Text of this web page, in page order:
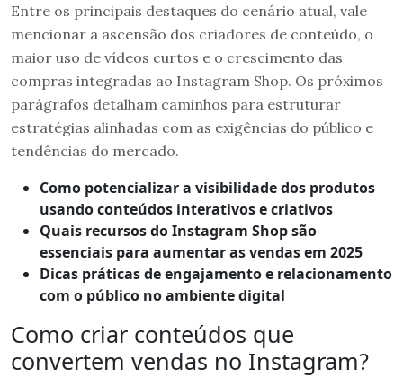
Entre os principais destaques do cenário atual, vale
mencionar a ascensão dos criadores de conteúdo, o
maior uso de vídeos curtos e o crescimento das
compras integradas ao Instagram Shop. Os próximos
parágrafos detalham caminhos para estruturar
estratégias alinhadas com as exigências do público e
tendências do mercado.
Como potencializar a visibilidade dos produtos
usando conteúdos interativos e criativos
Quais recursos do Instagram Shop são
essenciais para aumentar as vendas em 2025
Dicas práticas de engajamento e relacionamento
com o público no ambiente digital
Como criar conteúdos que
convertem vendas no Instagram?